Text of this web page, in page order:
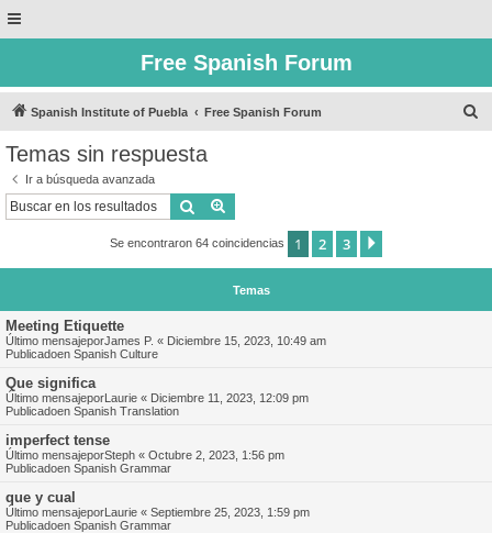
Free Spanish Forum
Spanish Institute of Puebla Free Spanish Forum
Temas sin respuesta
Ir a búsqueda avanzada
Buscar
Se encontraron 64 coincidencias 1 2 3
Temas
Meeting Etiquette
Último mensajeporJames P. « Diciembre 15, 2023, 10:49 am
Publicadoen Spanish Culture
Que significa
Último mensajeporLaurie « Diciembre 11, 2023, 12:09 pm
Publicadoen Spanish Translation
imperfect tense
Último mensajeporSteph « Octubre 2, 2023, 1:56 pm
Publicadoen Spanish Grammar
que y cual
Último mensajeporLaurie « Septiembre 25, 2023, 1:59 pm
Publicadoen Spanish Grammar